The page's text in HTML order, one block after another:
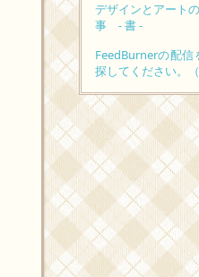
デザインとアート
事 - 書 -
FeedBurnerの配
探してください。